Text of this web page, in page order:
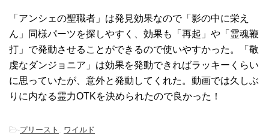
「アンシェの聖職者」は発見効果なので「影の中に栄え
ん」同様パーツを探しやすく、効果も「再起」や「霊魂鞭
打」で発動させることができるので使いやすかった。「敬
虔なダンジョニア」は効果を発動できればラッキーくらい
に思っていたが、意外と発動してくれた。動画では久しぶ
りに内なる霊力OTKを決められたので良かった！
-プリースト , ワイルド